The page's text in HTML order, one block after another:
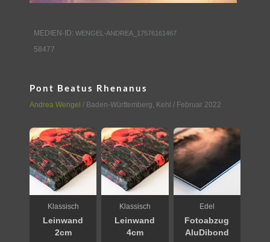
MEDIEN-ID: WENGEL-ANDREA_17576161467
58477
Pont Beatus Rhenanus
Andrea Wengel / Baden-Württemberg, Kehl / Februar 2022
Klassisch
Leinwand
2cm
Klassisch
Leinwand
4cm
Edel
Fotoabzug
AluDibond